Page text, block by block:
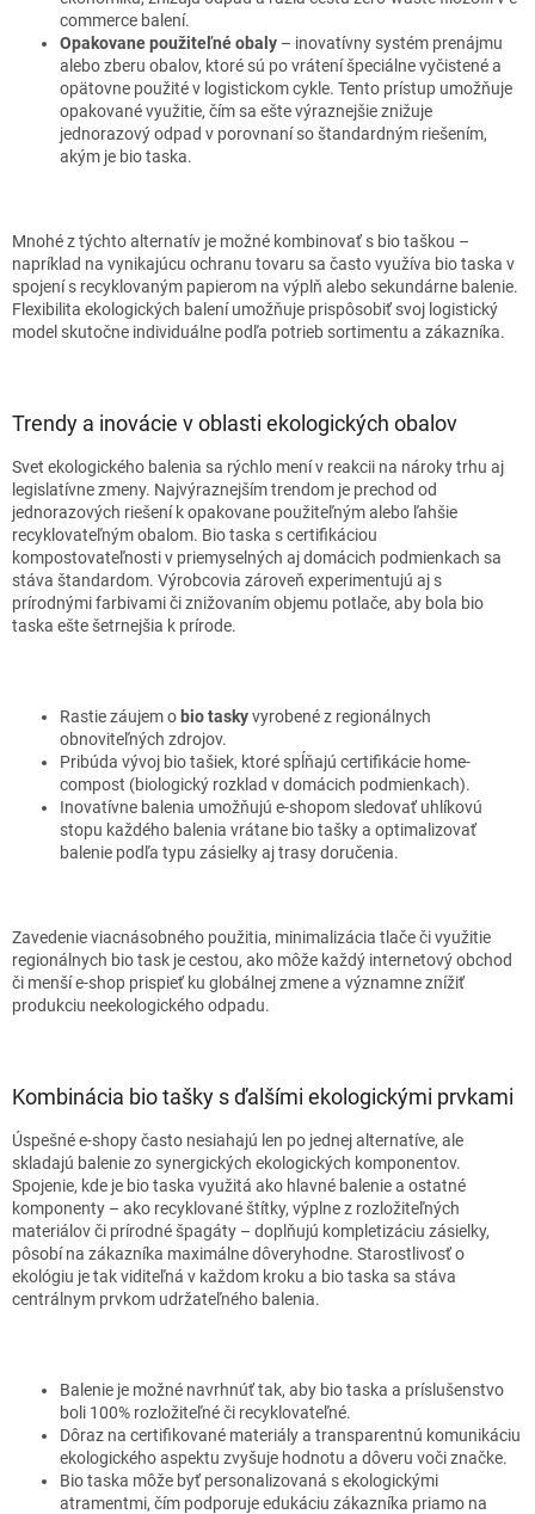
commerce balení.
Opakovane použiteľné obaly – inovatívny systém prenájmu
alebo zberu obalov, ktoré sú po vrátení špeciálne vyčistené a
opätovne použité v logistickom cykle. Tento prístup umožňuje
opakované využitie, čím sa ešte výraznejšie znižuje
jednorazový odpad v porovnaní so štandardným riešením,
akým je bio taska.
Mnohé z týchto alternatív je možné kombinovať s bio taškou –
napríklad na vynikajúcu ochranu tovaru sa často využíva bio taska v
spojení s recyklovaným papierom na výplň alebo sekundárne balenie.
Flexibilita ekologických balení umožňuje prispôsobiť svoj logistický
model skutočne individuálne podľa potrieb sortimentu a zákazníka.
Trendy a inovácie v oblasti ekologických obalov
Svet ekologického balenia sa rýchlo mení v reakcii na nároky trhu aj
legislatívne zmeny. Najvýraznejším trendom je prechod od
jednorazových riešení k opakovane použiteľným alebo ľahšie
recyklovateľným obalom. Bio taska s certifikáciou
kompostovateľnosti v priemyselných aj domácich podmienkach sa
stáva štandardom. Výrobcovia zároveň experimentujú aj s
prírodnými farbivami či znižovaním objemu potlače, aby bola bio
taska ešte šetrnejšia k prírode.
Rastie záujem obio taskyvyrobené z regionálnych
obnoviteľných zdrojov.
Pribúda vývoj bio tašiek, ktoré spĺňajú certifikácie home-
compost (biologický rozklad v domácich podmienkach).
Inovatívne balenia umožňujú e-shopom sledovať uhlíkovú
stopu každého balenia vrátane bio tašky a optimalizovať
balenie podľa typu zásielky aj trasy doručenia.
Zavedenie viacnásobného použitia, minimalizácia tlače či využitie
regionálnych bio task je cestou, ako môže každý internetový obchod
či menší e-shop prispieť ku globálnej zmene a významne znížiť
produkciu neekologického odpadu.
Kombinácia bio tašky s ďalšími ekologickými prvkami
Úspešné e-shopy často nesiahajú len po jednej alternatíve, ale
skladajú balenie zo synergických ekologických komponentov.
Spojenie, kde je bio taska využitá ako hlavné balenie a ostatné
komponenty – ako recyklované štítky, výplne z rozložiteľných
materiálov či prírodné špagáty – doplňujú kompletizáciu zásielky,
pôsobí na zákazníka maximálne dôveryhodne. Starostlivosť o
ekológiu je tak viditeľná v každom kroku a bio taska sa stáva
centrálnym prvkom udržateľného balenia.
Balenie je možné navrhnúť tak, aby bio taska a príslušenstvo
boli 100% rozložiteľné či recyklovateľné.
Dôraz na certifikované materiály a transparentnú komunikáciu
ekologického aspektu zvyšuje hodnotu a dôveru voči značke.
Bio taska môže byť personalizovaná s ekologickými
atramentmi, čím podporuje edukáciu zákazníka priamo na